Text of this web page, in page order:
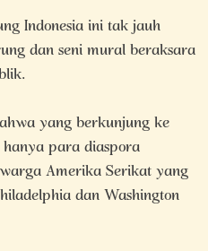
Indonesia ini tak jauh
dan seni mural beraksara
yang berkunjung ke
para diaspora
Amerika Serikat yang
dan Washington